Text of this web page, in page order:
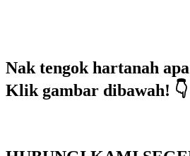
Nak tengok hartanah
Klik gambar dibawah! 👇